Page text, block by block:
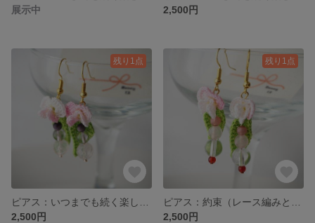
展示中
2,500円
残り1点
2,500円
残り1点
2,500円